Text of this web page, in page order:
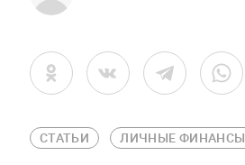
СТАТЬИ ЛИЧНЫЕ ФИНАНСЫ